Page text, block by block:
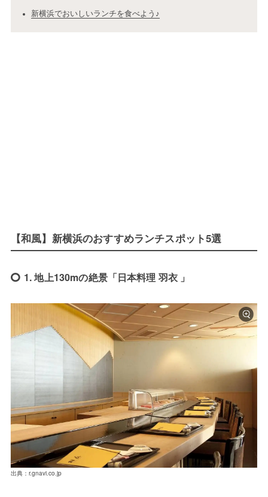
新横浜でおいしいランチを食べよう♪
【和風】新横浜のおすすめランチスポット5選
1. 地上130mの絶景「日本料理 羽衣 」
出典：r.gnavi.co.jp